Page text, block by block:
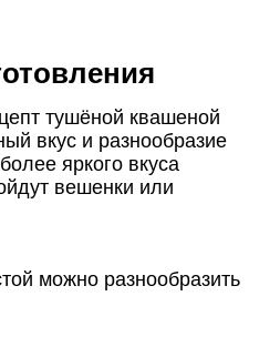
тушёной квашеной
вкус и разнообразие
яркого вкуса
вешенки или
можно разнообразить